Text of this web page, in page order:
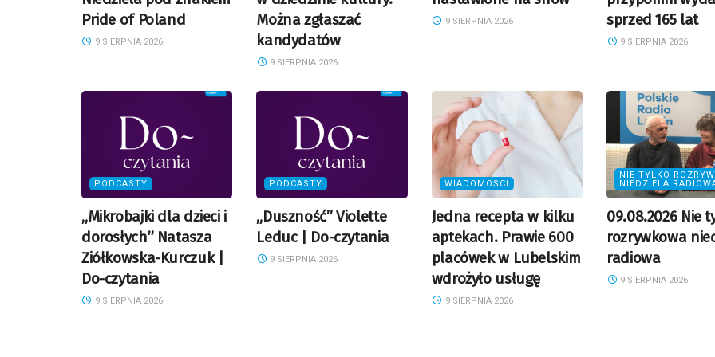
Pride of Poland
9 SIERPNIA 2026
Można zgłaszać
kandydatów
9 SIERPNIA 2026
9 SIERPNIA 2026
sprzed 165 lat
9 SIERPNIA 2026
PODCASTY
„Mikrobajki dla dzieci i
dorosłych” Natasza
Ziółkowska-Kurczuk |
Do-czytania
9 SIERPNIA 2026
PODCASTY
„Duszność” Violette
Leduc | Do-czytania
9 SIERPNIA 2026
WIADOMOŚCI
Jedna recepta w kilku
aptekach. Prawie 600
placówek w Lubelskim
wdrożyło usługę
9 SIERPNIA 2026
NIE TYLKO
NIEDZIELA
09.08.2026 Nie
rozrywkowa
radiowa
9 SIERPNIA 2026